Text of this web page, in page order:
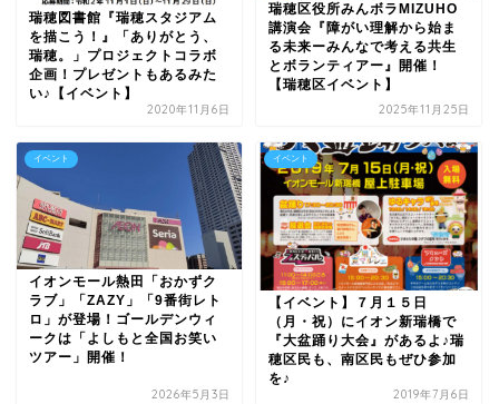
瑞穂図書館『瑞穂スタジアム
を描こう！』「ありがとう、
瑞穂。」プロジェクトコラボ
企画！プレゼントもあるみた
い♪【イベント】
2020年11月6日
瑞穂区役所みんボラMIZUHO
講演会『障がい理解から始ま
る未来ーみんなで考える共生
とボランティアー』開催！
【瑞穂区イベント】
2025年11月25日
イベント
イオンモール熱田「おかずク
ラブ」「ZAZY」「9番街レト
ロ」が登場！ゴールデンウィ
ークは「よしもと全国お笑い
ツアー」開催！
2026年5月3日
イベント
【イベント】７月１５日
（月・祝）にイオン新瑞橋で
『大盆踊り大会』があるよ♪瑞
穂区民も、南区民もぜひ参加
を♪
2019年7月6日